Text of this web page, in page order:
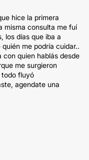
hice la primera
misma consulta me fuí
los días que iba a
me podría cuidar..
con quien hablás desde
me surgieron
todo fluyó
agendate una